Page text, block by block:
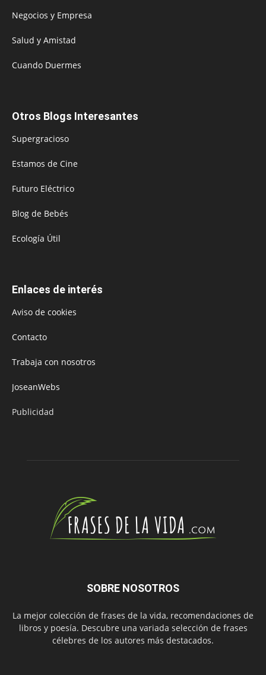
Negocios y Empresa
Salud y Amistad
Cuando Duermes
Otros Blogs Interesantes
Supergracioso
Estamos de Cine
Futuro Eléctrico
Blog de Bebés
Ecología Útil
Enlaces de interés
Aviso de cookies
Contacto
Trabaja con nosotros
JoseanWebs
Publicidad
SOBRE NOSOTROS
La mejor colección de frases de la vida, recomendaciones de
libros y poesía. Descubre una variada selección de frases
célebres de los autores más destacados.